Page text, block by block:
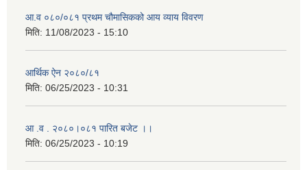
आ.व ०८०/०८१ प्रथम चौमासिकको आय व्याय विवरण
मिति: 11/08/2023 - 15:10
आर्थिक ऐन २०८०/८१
मिति: 06/25/2023 - 10:31
आ .व . २०८०।०८१ पारित बजेट ।।
मिति: 06/25/2023 - 10:19